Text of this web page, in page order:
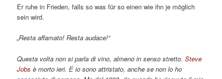
Er ruhe in Frieden, falls so was für so einen wie ihn je möglich
sein wird.
„Resta affamato! Resta audace!“
Questa volta non si parla di vino, almeno in senso stretto.Steve
Jobs è morto ieri. E io sono attristato, anche se non lo ho